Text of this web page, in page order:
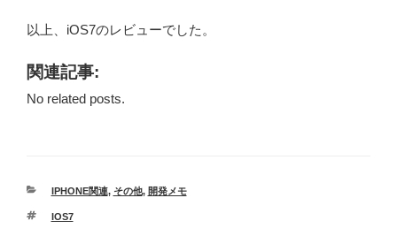
以上、iOS7のレビューでした。
関連記事:
No related posts.
カ
ゴ
IPHONE関連, その他, 開発メモ
タ
IOS7